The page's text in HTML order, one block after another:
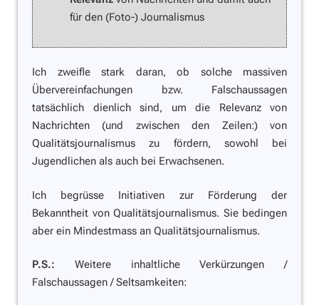
für den (Foto-) Journalismus
Ich zweifle stark daran, ob solche massiven
Übervereinfachungen bzw. Falschaussagen
tatsächlich dienlich sind, um die Relevanz von
Nachrichten (und zwischen den Zeilen:) von
Qualitätsjournalismus zu fördern, sowohl bei
Jugendlichen als auch bei Erwachsenen.
Ich begrüsse Initiativen zur Förderung der
Bekanntheit von Qualitätsjournalismus. Sie bedingen
aber ein Mindestmass an Qualitätsjournalismus.
P.S.: Weitere inhaltliche Verkürzungen /
Falschaussagen / Seltsamkeiten: